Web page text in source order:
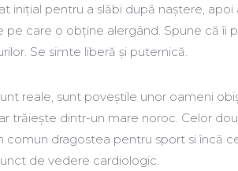
inițial pentru a slăbi după naștere,
pe care o obține alergând. Spune că îi
Se simte liberă și puternică.
reale, sunt poveștile unor oameni
trăiește dintr-un mare noroc. Celor
comun dragostea pentru sport si încă
de vedere cardiologic.